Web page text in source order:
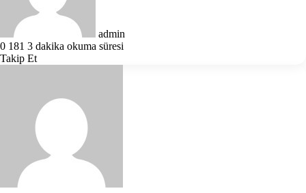
admin
0 181 3 dakika okuma süresi
Takip Et